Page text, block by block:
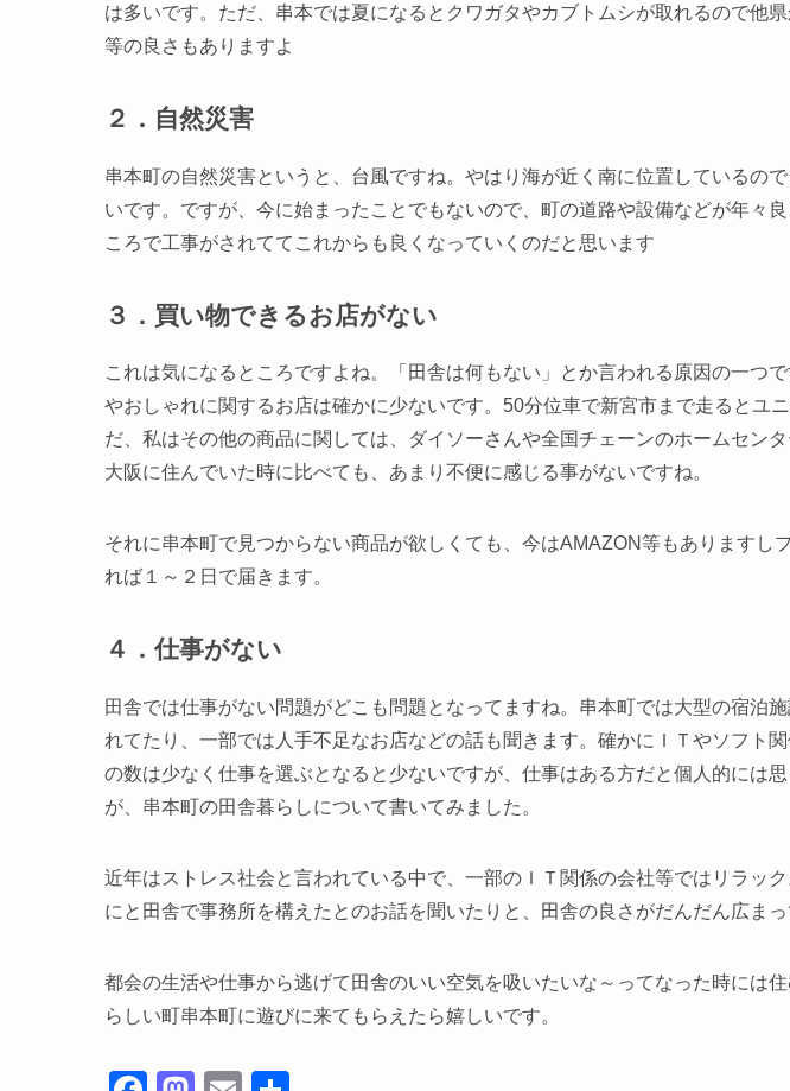
は多いです。ただ、串本では夏になるとクワガタやカブトムシが取れるので他
等の良さもありますよ
２．自然災害
串本町の自然災害というと、台風ですね。やはり海が近く南に位置しているの
いです。ですが、今に始まったことでもないので、町の道路や設備などが年々
ころで工事がされててこれからも良くなっていくのだと思います
３．買い物できるお店がない
これは気になるところですよね。「田舎は何もない」とか言われる原因の一つ
やおしゃれに関するお店は確かに少ないです。50分位車で新宮市まで走るとユ
だ、私はその他の商品に関しては、ダイソーさんや全国チェーンのホームセン
大阪に住んでいた時に比べても、あまり不便に感じる事がないですね。
それに串本町で見つからない商品が欲しくても、今はAMAZON等もありますし
れば１～２日で届きます。
４．仕事がない
田舎では仕事がない問題がどこも問題となってますね。串本町では大型の宿泊
れてたり、一部では人手不足なお店などの話も聞きます。確かにＩＴやソフト
の数は少なく仕事を選ぶとなると少ないですが、仕事はある方だと個人的には
が、串本町の田舎暮らしについて書いてみました。
近年はストレス社会と言われている中で、一部のＩＴ関係の会社等ではリラッ
にと田舎で事務所を構えたとのお話を聞いたりと、田舎の良さがだんだん広まっ
都会の生活や仕事から逃げて田舎のいい空気を吸いたいな～ってなった時には
らしい町串本町に遊びに来てもらえたら嬉しいです。